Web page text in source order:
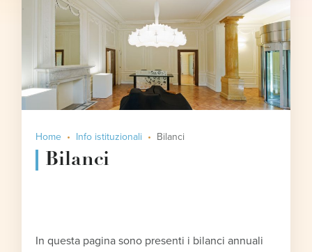
Home Info istituzionali Bilanci
Bilanci
In questa pagina sono presenti i bilanci annuali